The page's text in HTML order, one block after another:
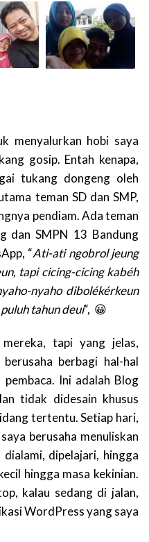
menyalurkan hobi saya
gosip. Entah kenapa,
tukang dongeng oleh
teman SD dan SMP,
pendiam. Ada teman
dan SMPN 13 Bandung
“Ati-ati ngobrol jeung
tapi cicing-cicing kabéh
nyaho dibolékérkeun
tahun deui“, 😀
tapi yang jelas,
berbagi hal-hal
Ini adalah Blog
tidak didesain khusus
tertentu. Setiap hari,
berusaha menuliskan
dipelajari, hingga
hingga masa kekinian.
kalau sedang di jalan,
WordPress yang saya